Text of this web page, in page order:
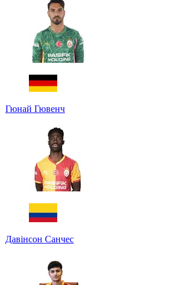
Гюнай Гювенч
Давінсон Санчес